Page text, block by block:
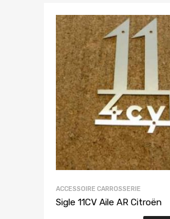
ACCESSOIRE CARROSSERIE
Sigle 11CV Aile AR Citroën